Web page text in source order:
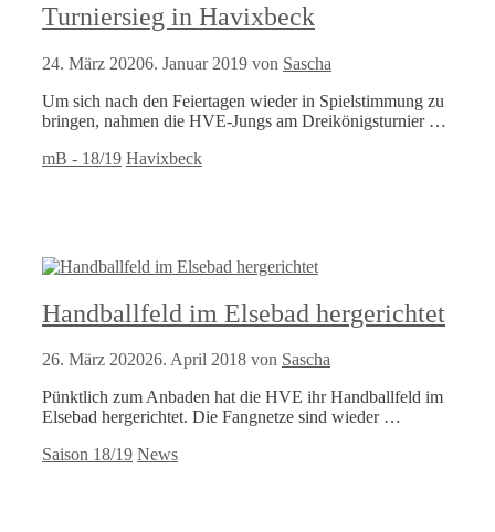
Turniersieg in Havixbeck
24. März 20206. Januar 2019 von Sascha
Um sich nach den Feiertagen wieder in Spielstimmung zu
bringen, nahmen die HVE-Jungs am Dreikönigsturnier …
Kategorien
mB - 18/19 Schlagwörter
Havixbeck
Handballfeld im Elsebad hergerichtet
26. März 202026. April 2018 von Sascha
Pünktlich zum Anbaden hat die HVE ihr Handballfeld im
Elsebad hergerichtet. Die Fangnetze sind wieder …
Kategorien
Saison 18/19 Schlagwörter
News